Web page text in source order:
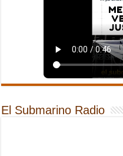
El Submarino Radio